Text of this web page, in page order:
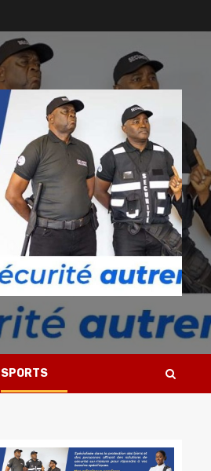
SPORTS